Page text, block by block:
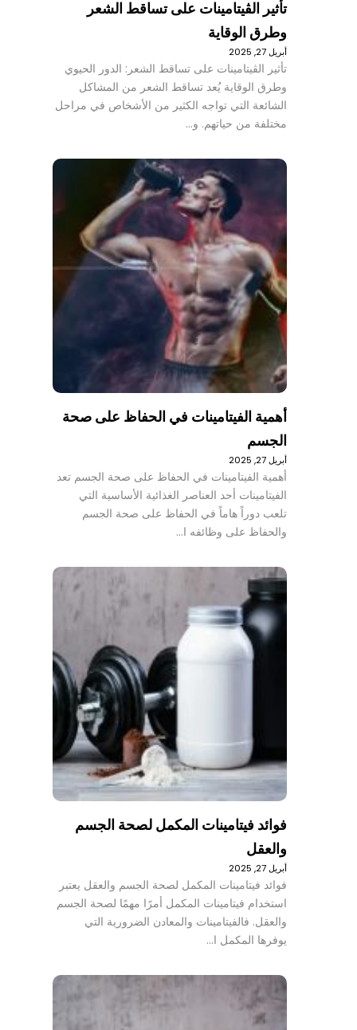
تأثير الڤيتامينات على تساقط الشعر
وطرق الوقاية
أبريل 27, 2025
تأثير الڤيتامينات على تساقط الشعر: الدور الحيوي
وطرق الوقاية يُعد تساقط الشعر من المشاكل
الشائعة التي تواجه الكثير من الأشخاص في مراحل
مختلفة من حياتهم. و…
أهمية الفيتامينات في الحفاظ على صحة
الجسم
أبريل 27, 2025
أهمية الفيتامينات في الحفاظ على صحة الجسم تعد
الفيتامينات أحد العناصر الغذائية الأساسية التي
تلعب دوراً هاماً في الحفاظ على صحة الجسم
والحفاظ على وظائفه ا…
فوائد فيتامينات المكمل لصحة الجسم
والعقل
أبريل 27, 2025
فوائد فيتامينات المكمل لصحة الجسم والعقل يعتبر
استخدام فيتامينات المكمل أمرًا مهمًا لصحة الجسم
والعقل. فالفيتامينات والمعادن الضرورية التي
يوفرها المكمل ا…